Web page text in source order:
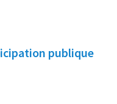
changement
publique